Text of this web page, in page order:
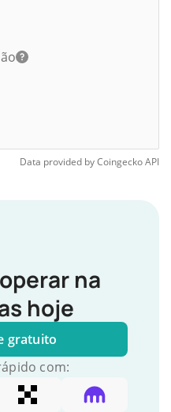
Data provided byCoingeckoAPI
na
hoje
gratuito
com: